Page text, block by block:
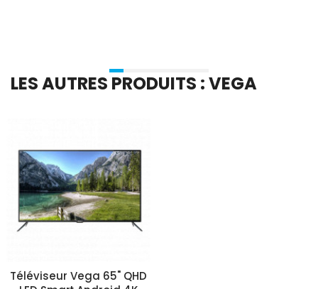
LES AUTRES PRODUITS : VEGA
Téléviseur Vega 65" QHD